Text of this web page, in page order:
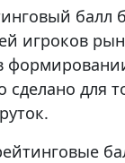
балл
игроков
сделано для